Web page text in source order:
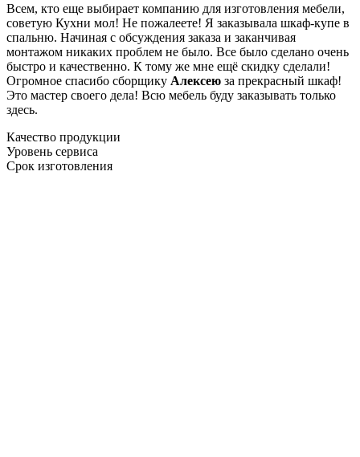
Всем, кто еще выбирает компанию для изготовления мебели,
советую Кухни мол! Не пожалеете! Я заказывала шкаф-купе в
спальню. Начиная с обсуждения заказа и заканчивая
монтажом никаких проблем не было. Все было сделано очень
быстро и качественно. К тому же мне ещё скидку сделали!
Огромное спасибо сборщику Алексею за прекрасный шкаф!
Это мастер своего дела! Всю мебель буду заказывать только
здесь.
Качество продукции
Уровень сервиса
Срок изготовления